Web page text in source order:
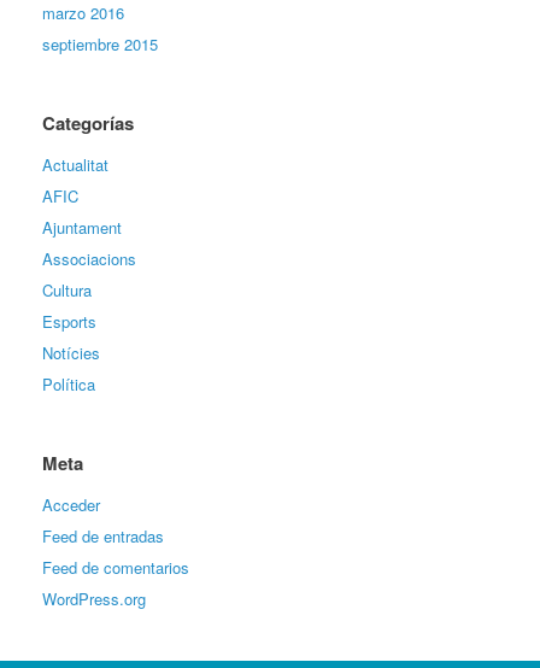
marzo 2016
septiembre 2015
Categorías
Actualitat
AFIC
Ajuntament
Associacions
Cultura
Esports
Notícies
Política
Meta
Acceder
Feed de entradas
Feed de comentarios
WordPress.org